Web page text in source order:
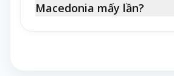
Macedonia mấy lần?